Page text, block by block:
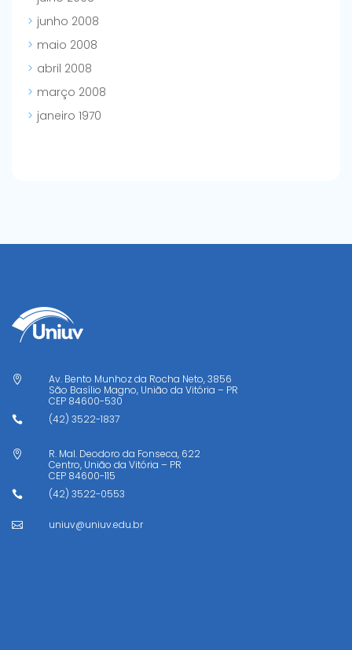
junho 2008
maio 2008
abril 2008
março 2008
janeiro 1970

Av. Bento Munhoz da Rocha Neto, 3856
São Basílio Magno, União da Vitória – PR
CEP 84600-530
 (42) 3522-1837

R. Mal. Deodoro da Fonseca, 622
Centro, União da Vitória – PR
CEP 84600-115
 (42) 3522-0553
 uniuv@uniuv.edu.br